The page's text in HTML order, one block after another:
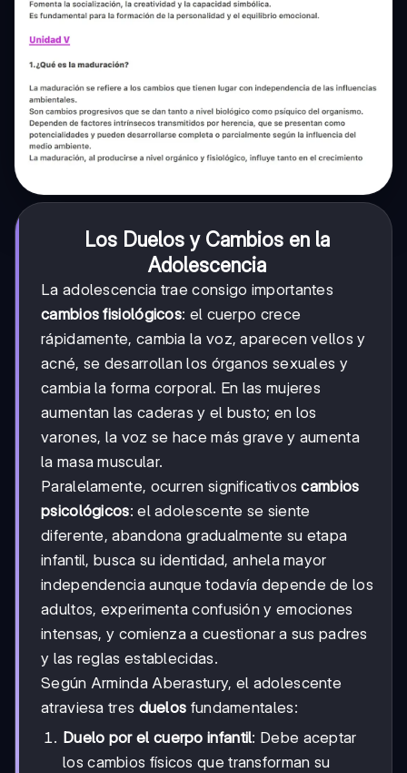
Los Duelos y Cambios en la
Adolescencia
La adolescencia trae consigo importantes
cambios fisiológicos: el cuerpo crece
rápidamente, cambia la voz, aparecen vellos y
acné, se desarrollan los órganos sexuales y
cambia la forma corporal. En las mujeres
aumentan las caderas y el busto; en los
varones, la voz se hace más grave y aumenta
la masa muscular.
Paralelamente, ocurren significativoscambios
psicológicos: el adolescente se siente
diferente, abandona gradualmente su etapa
infantil, busca su identidad, anhela mayor
independencia aunque todavía depende de los
adultos, experimenta confusión y emociones
intensas, y comienza a cuestionar a sus padres
y las reglas establecidas.
Según Arminda Aberastury, el adolescente
atraviesa tres duelos fundamentales:
Duelo por el cuerpo infantil: Debe aceptar
los cambios físicos que transforman su